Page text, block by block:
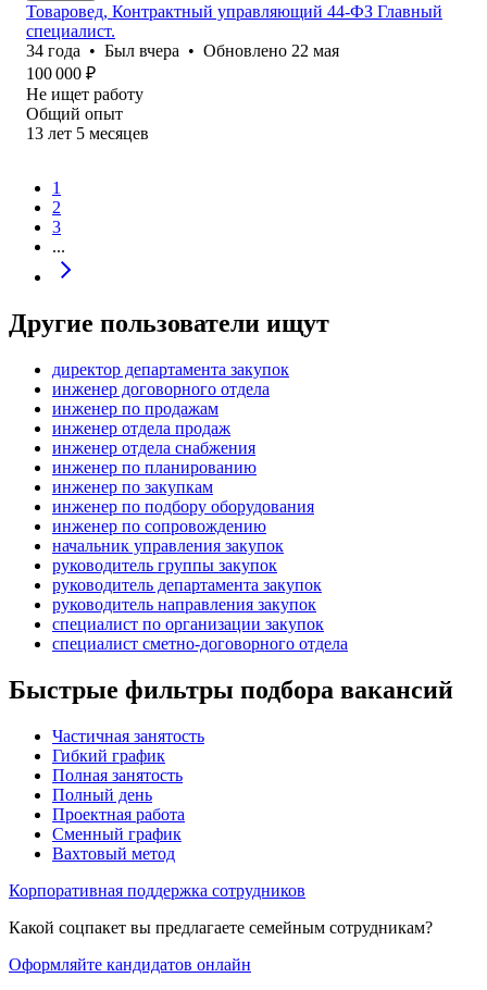
Товаровед, Контрактный управляющий 44-ФЗ Главный
специалист.
34 года • Был вчера • Обновлено 22 мая
100 000 ₽
Не ищет работу
Общий опыт
13 лет 5 месяцев
1
2
3
...
Другие пользователи ищут
директор департамента закупок
инженер договорного отдела
инженер по продажам
инженер отдела продаж
инженер отдела снабжения
инженер по планированию
инженер по закупкам
инженер по подбору оборудования
инженер по сопровождению
начальник управления закупок
руководитель группы закупок
руководитель департамента закупок
руководитель направления закупок
специалист по организации закупок
специалист сметно-договорного отдела
Быстрые фильтры подбора вакансий
Частичная занятость
Гибкий график
Полная занятость
Полный день
Проектная работа
Сменный график
Вахтовый метод
Корпоративная поддержка сотрудников
Какой соцпакет вы предлагаете семейным сотрудникам?
Оформляйте кандидатов онлайн